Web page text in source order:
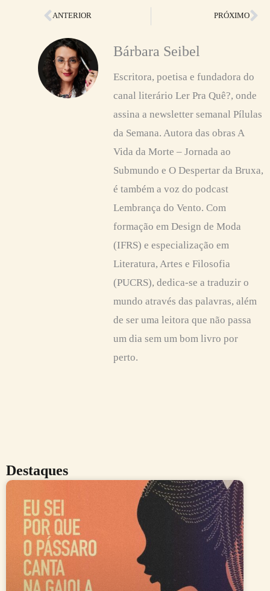
Anterior
ANTERIOR PRÓXIMO
Bárbara Seibel
Escritora, poetisa e fundadora do
canal literário Ler Pra Quê?, onde
assina a newsletter semanal Pílulas
da Semana. Autora das obras A
Vida da Morte – Jornada ao
Submundo e O Despertar da Bruxa,
é também a voz do podcast
Lembrança do Vento. Com
formação em Design de Moda
(IFRS) e especialização em
Literatura, Artes e Filosofia
(PUCRS), dedica-se a traduzir o
mundo através das palavras, além
de ser uma leitora que não passa
um dia sem um bom livro por
perto.
Destaques